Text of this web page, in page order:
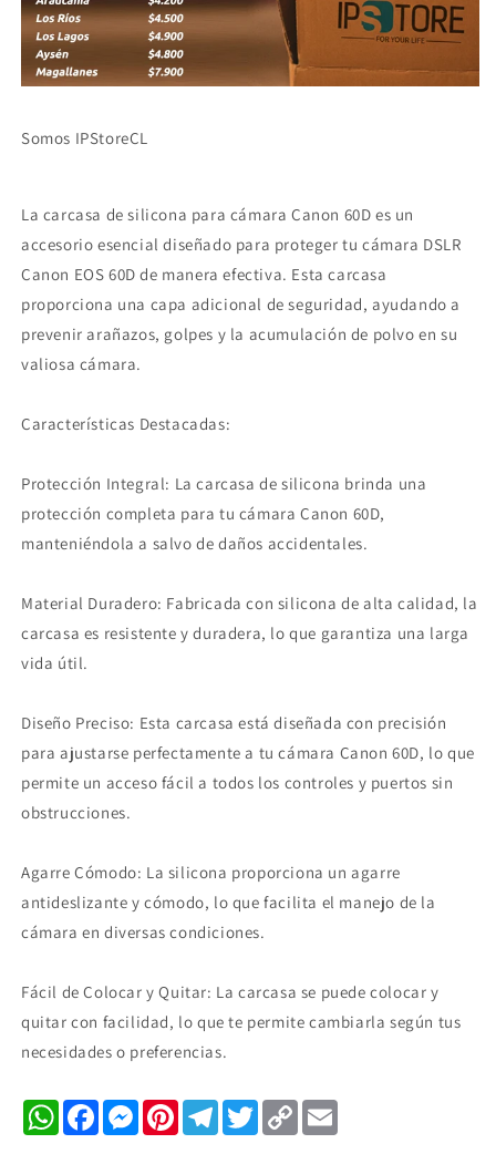
Somos IPStoreCL
La carcasa de silicona para cámara Canon 60D es un
accesorio esencial diseñado para proteger tu cámara DSLR
Canon EOS 60D de manera efectiva. Esta carcasa
proporciona una capa adicional de seguridad, ayudando a
prevenir arañazos, golpes y la acumulación de polvo en su
valiosa cámara.
Características Destacadas:
Protección Integral: La carcasa de silicona brinda una
protección completa para tu cámara Canon 60D,
manteniéndola a salvo de daños accidentales.
Material Duradero: Fabricada con silicona de alta calidad, la
carcasa es resistente y duradera, lo que garantiza una larga
vida útil.
Diseño Preciso: Esta carcasa está diseñada con precisión
para ajustarse perfectamente a tu cámara Canon 60D, lo que
permite un acceso fácil a todos los controles y puertos sin
obstrucciones.
Agarre Cómodo: La silicona proporciona un agarre
antideslizante y cómodo, lo que facilita el manejo de la
cámara en diversas condiciones.
Fácil de Colocar y Quitar: La carcasa se puede colocar y
quitar con facilidad, lo que te permite cambiarla según tus
necesidades o preferencias.
WhatsAppFacebookMessenger
PinterestTelegramTwitterCopy
Link